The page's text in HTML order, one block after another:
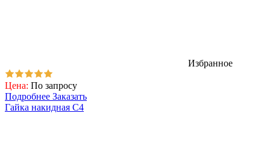
Избранное
Цена: По запросу
Подробнее Заказать
Гайка накидная C4